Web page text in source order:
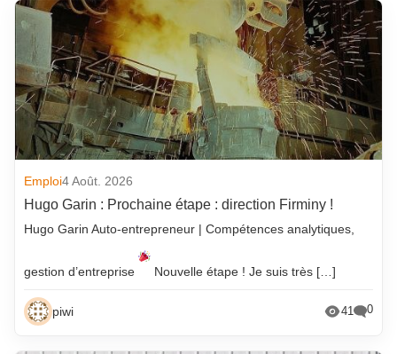
Emploi4 Août. 2026
Hugo Garin : Prochaine étape : direction Firminy !
Hugo Garin Auto-entrepreneur | Compétences analytiques,
gestion d’entreprise Nouvelle étape ! Je suis très […]
piwi 41 0